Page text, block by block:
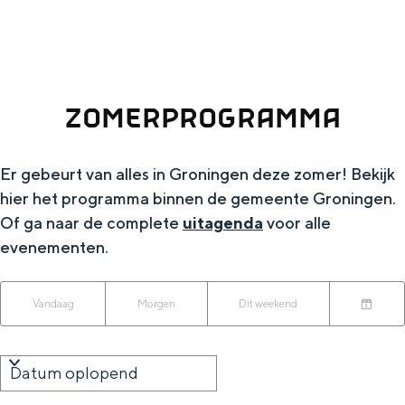
Top 10
bezienswaardigheden
ZOMERPROGRAMMA
Er gebeurt van alles in Groningen deze zomer! Bekijk
hier het programma binnen de gemeente Groningen.
Of ga naar de complete uitagenda voor alle
evenementen.
a
t
a
n
Vandaag Morgen
Dit weekend
o
r